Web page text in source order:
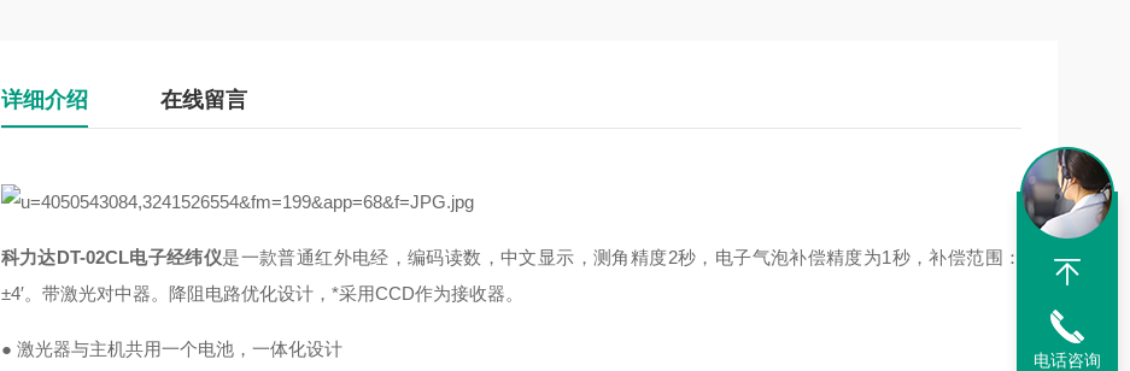
详细介绍 在线留言
科力达DT-02CL电子经纬仪是一款普通红外电经，编码读数，中文显示，测角精度2秒，电子气泡补偿精度为1秒，补偿范围：
±4′。带激光对中器。降阻电路优化设计，*采用CCD作为接收器。
● 激光器与主机共用一个电池，一体化设计
电话咨询